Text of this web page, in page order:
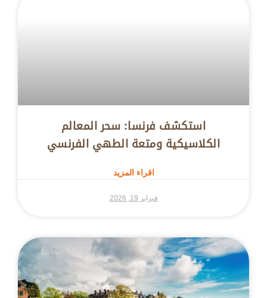
استكشف فرنسا: سحر المعالم
الكلاسيكية ومتعة الطهي الفرنسي
اقراء المزيد
فبراير 19, 2026